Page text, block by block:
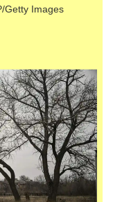
Getty Images